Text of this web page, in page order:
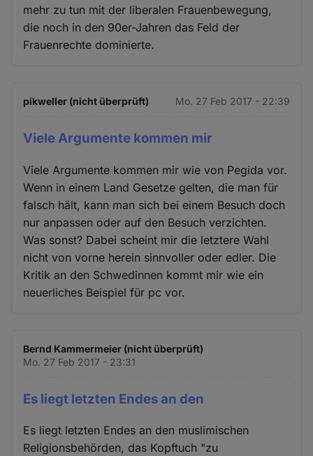
mehr zu tun mit der liberalen Frauenbewegung,
die noch in den 90er-Jahren das Feld der
Frauenrechte dominierte.
pikweller (nicht überprüft) Mo. 27 Feb 2017 - 22:39
Viele Argumente kommen mir
Viele Argumente kommen mir wie von Pegida vor.
Wenn in einem Land Gesetze gelten, die man für
falsch hält, kann man sich bei einem Besuch doch
nur anpassen oder auf den Besuch verzichten.
Was sonst? Dabei scheint mir die letztere Wahl
nicht von vorne herein sinnvoller oder edler. Die
Kritik an den Schwedinnen kommt mir wie ein
neuerliches Beispiel für pc vor.
Bernd Kammermeier (nicht überprüft)
Mo. 27 Feb 2017 - 23:31
Es liegt letzten Endes an den
Es liegt letzten Endes an den muslimischen
Religionsbehörden, das Kopftuch "zu